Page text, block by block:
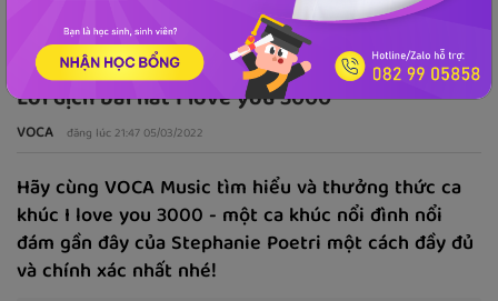
Lời dịch
Âm nhạc
Lời dịch
Lời dịch bài hát I love you 3000
VOCA đăng lúc 21:47 05/03/2022
Hãy cùng VOCA Music tìm hiểu và thưởng thức ca
khúc I love you 3000 - một ca khúc nổi đình nổi
đám gần đây của Stephanie Poetri một cách đầy đủ
và chính xác nhất nhé!